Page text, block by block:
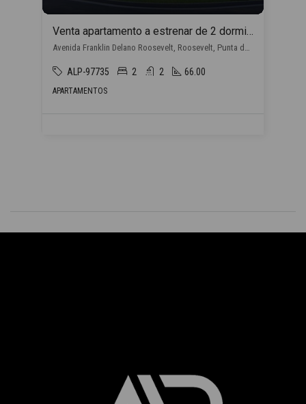
Venta apartamento a estrenar de 2 dormitorios, en Punta del Este con financiación propia
Avenida Franklin Delano Roosevelt, Roosevelt, Punta del Este
ALP-97735 2 2 66.00
APARTAMENTOS